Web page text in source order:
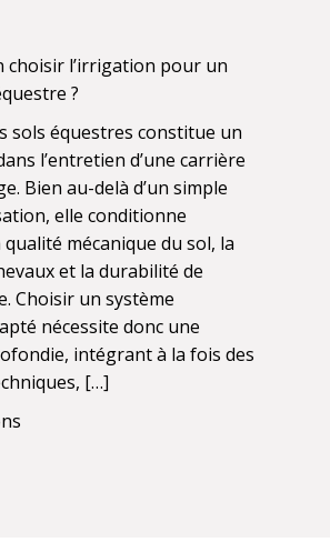
choisir l’irrigation pour un
?
sols équestres constitue un
l’entretien d’une carrière
Bien au-delà d’un simple
elle conditionne
mécanique du sol, la
et la durabilité de
Choisir un système
nécessite donc une
intégrant à la fois des
[…]